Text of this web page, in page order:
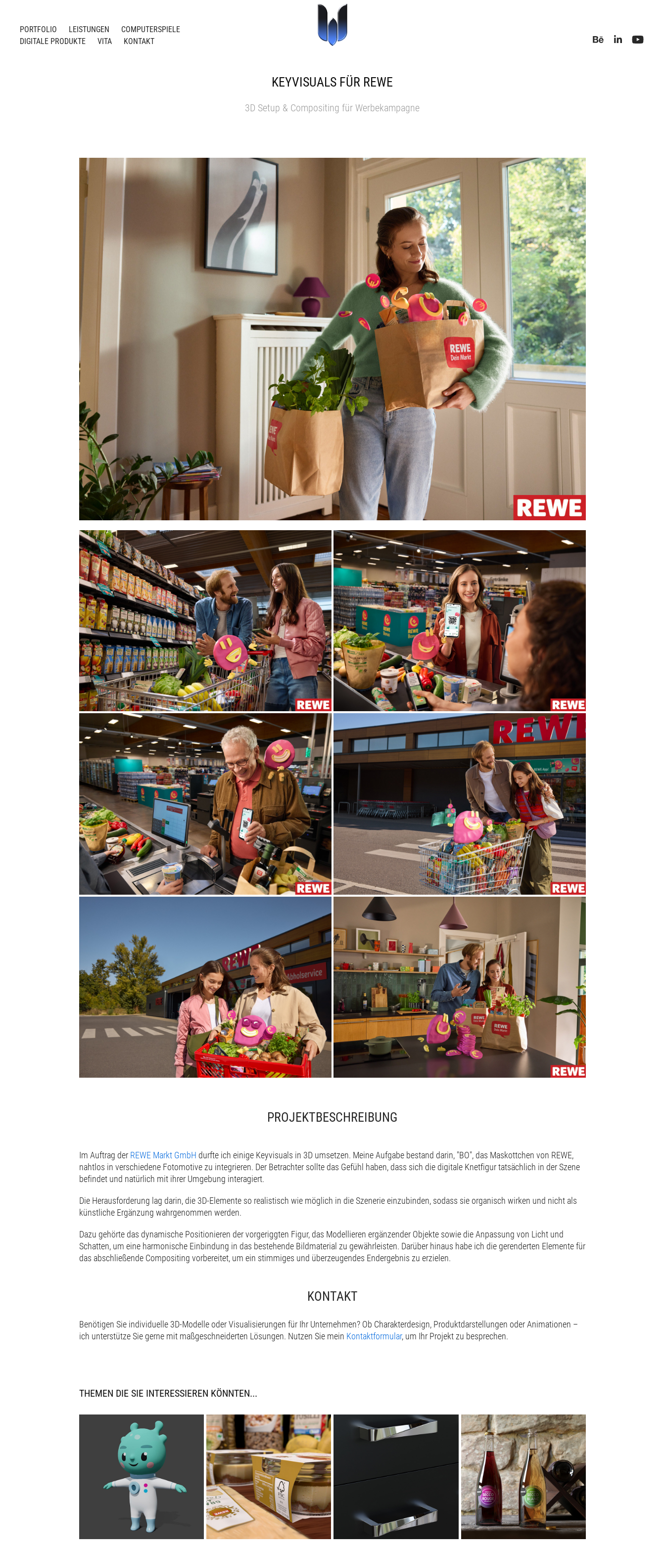
PORTFOLIO LEISTUNGEN
COMPUTERSPIELE
DIGITALE PRODUKTE
VITA KONTAKT
KEYVISUALS FÜR REWE
3D Setup & Compositing für Werbekampagne
PROJEKTBESCHREIBUNG
Im Auftrag der REWE Markt GmbH durfte ich einige Keyvisuals in 3D umsetzen. Meine Aufgabe bestand darin, "BO", das Maskottchen von REWE,
nahtlos in verschiedene Fotomotive zu integrieren. Der Betrachter sollte das Gefühl haben, dass sich die digitale Knetfigur tatsächlich in der Szene
befindet und natürlich mit ihrer Umgebung interagiert.
Die Herausforderung lag darin, die 3D-Elemente so realistisch wie möglich in die Szenerie einzubinden, sodass sie organisch wirken und nicht als
künstliche Ergänzung wahrgenommen werden.
Dazu gehörte das dynamische Positionieren der vorgeriggten Figur, das Modellieren ergänzender Objekte sowie die Anpassung von Licht und
Schatten, um eine harmonische Einbindung in das bestehende Bildmaterial zu gewährleisten. Darüber hinaus habe ich die gerenderten Elemente für
das abschließende Compositing vorbereitet, um ein stimmiges und überzeugendes Endergebnis zu erzielen.
KONTAKT
Benötigen Sie individuelle 3D-Modelle oder Visualisierungen für Ihr Unternehmen? Ob Charakterdesign, Produktdarstellungen oder Animationen –
ich unterstütze Sie gerne mit maßgeschneiderten Lösungen. Nutzen Sie mein Kontaktformular, um Ihr Projekt zu besprechen.
THEMEN DIE SIE INTERESSIEREN KÖNNTEN...
3D · CHARAKTER FÜR KIKI SCHULE
2023
DIGITALE PRODUKTE FÜR REWE
2024
WAVE · 3D-PRODUKTDESIGN
SANTE SECCO · 3D-VISUALISIERUNG
FÜR ADSTORE MAINZ
2019